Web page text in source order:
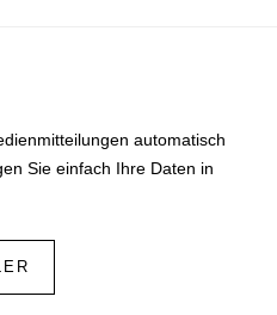
automatisch
Sie einfach Ihre Daten in